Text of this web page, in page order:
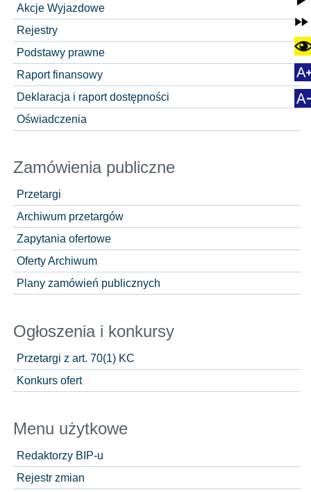
Akcje Wyjazdowe
Rejestry
Podstawy prawne
Raport finansowy
Deklaracja i raport dostępności
Oświadczenia
Zamówienia publiczne
Przetargi
Archiwum przetargów
Zapytania ofertowe
Oferty Archiwum
Plany zamówień publicznych
Ogłoszenia i konkursy
Przetargi z art. 70(1) KC
Konkurs ofert
Menu użytkowe
Redaktorzy BIP-u
Rejestr zmian